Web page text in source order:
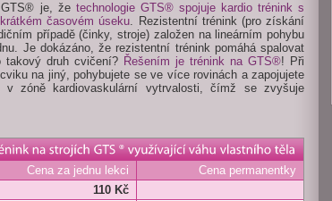
GTS® je, že technologie GTS® spojuje kardio trénink s
časovém úseku. Rezistentní trénink (pro získání
případě (činky, stroje) založen na lineárním pohybu
Je dokázáno, že rezistentní trénink pomáhá spalovat
druh cvičení? Řešením je trénink na GTS®! Při
na jiný, pohybujete se ve více rovinách a zapojujete
zóně kardiovaskulární vytrvalosti, čímž se zvyšuje
Cena za jednu lekci
Cena permanentky
110 Kč